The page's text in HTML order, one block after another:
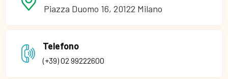
Piazza Duomo 16, 20122 Milano
Telefono
(+39) 02 99222600